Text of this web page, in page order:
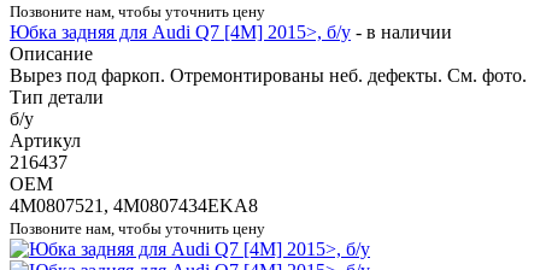
Позвоните нам, чтобы уточнить цену
Юбка задняя для Audi Q7 [4M] 2015>, б/у - в наличии
Описание
Вырез под фаркоп. Отремонтированы неб. дефекты. См. фото.
Тип детали
б/у
Артикул
216437
OEM
4M0807521, 4M0807434EKA8
Позвоните нам, чтобы уточнить цену